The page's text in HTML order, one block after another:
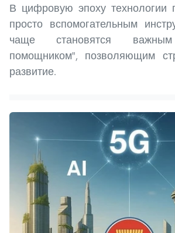
В цифровую эпоху технологии
просто вспомогательным
чаще становятся важным
помощником", позволяющим
развитие.